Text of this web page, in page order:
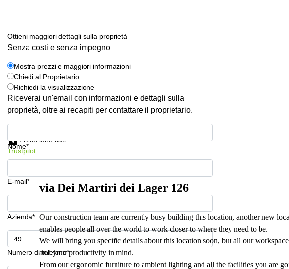
Ottieni maggiori dettagli sulla proprietà
Senza costi e senza impegno
Mostra prezzi e maggiori informazioni
Chiedi al Proprietario
Richiedi la visualizzazione
Riceverai un'email con informazioni e dettagli sulla
proprietà, oltre ai recapiti per contattare il proprietario.
Nome*
E-mail*
Azienda*
Numero di telefono*
Protezione dati
Trustpilot
via Dei Martiri dei Lager 126
Our construction team are currently busy building this location, another new
enables people all over the world to work closer to where they need to be.
We will bring you specific details about this location soon, but all our
and your productivity in mind.
From our ergonomic furniture to ambient lighting and all the facilities you are